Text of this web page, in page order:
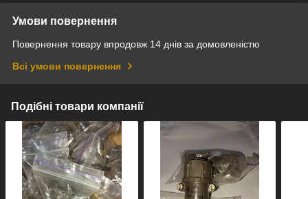
Умови повернення
Повернення товару впродовж 14 днів за домовленістю
Всі умови повернення
Подібні товари компанії